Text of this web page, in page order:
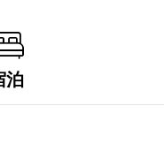
泊